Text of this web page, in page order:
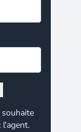
l'agent.